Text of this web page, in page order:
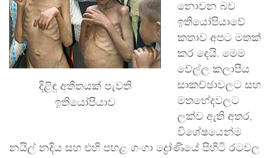
දිළිඳු අතීතයක් පැවති
ඉතියෝපියාව
නොවන බව
ඉතියෝපියාවේ
කතාව අපට මතක්
කර දෙයි. මෙම
වේල්ල කලාපීය
සාකච්ඡාවලට සහ
මතභේදවලට
ලක්ව ඇති අතර,
විශේෂයෙන්ම
නයිල් නදිය සහ එහි පහළ ගංගා ද්‍රෝණියේ පිහිටි රටවල